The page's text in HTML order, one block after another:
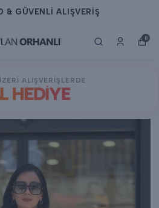
& GÜVENLİ ALIŞVERİŞ
0
ALIŞVERİŞLERDE
HEDİYE